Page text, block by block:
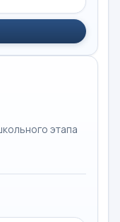
этапа